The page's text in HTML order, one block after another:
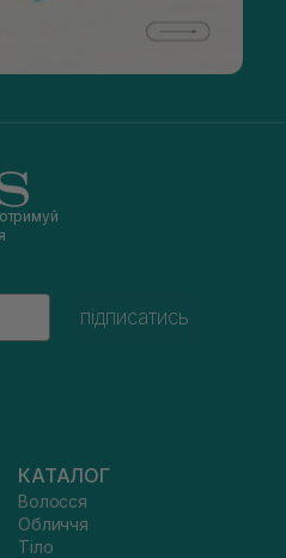
підписатись
КАТАЛОГ
Волосся
Обличчя
Тіло